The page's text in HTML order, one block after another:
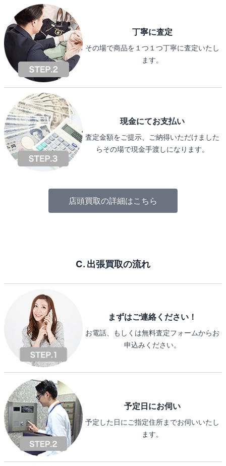
丁寧に査定
その場で商品を１つ１つ丁寧に査定いたし
ます。
現金にてお支払い
査定金額をご提示、ご納得いただけました
らその場で現金手渡しになります。
店頭買取の詳細はこちら
C. 出張買取の流れ
まずはご連絡ください！
お電話、もしくは無料査定フォームからお
申込みください。
予定日にお伺い
予定した日にご指定住所までお伺いいたし
ます。